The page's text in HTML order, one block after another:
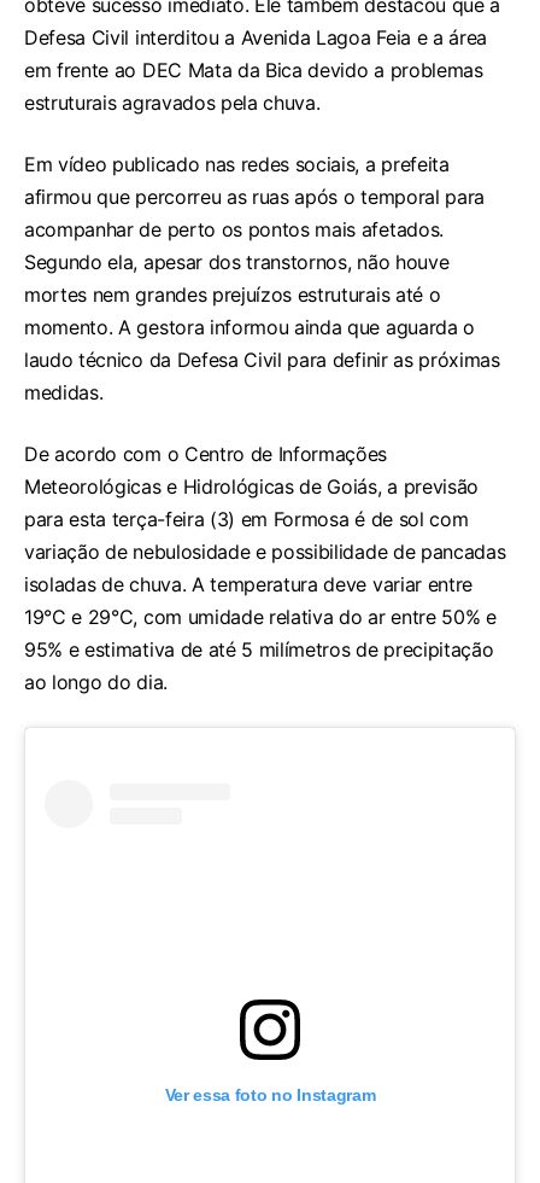
obteve sucesso imediato. Ele também destacou que a
Defesa Civil interditou a Avenida Lagoa Feia e a área
em frente ao DEC Mata da Bica devido a problemas
estruturais agravados pela chuva.
Em vídeo publicado nas redes sociais, a prefeita
afirmou que percorreu as ruas após o temporal para
acompanhar de perto os pontos mais afetados.
Segundo ela, apesar dos transtornos, não houve
mortes nem grandes prejuízos estruturais até o
momento. A gestora informou ainda que aguarda o
laudo técnico da Defesa Civil para definir as próximas
medidas.
De acordo com o Centro de Informações
Meteorológicas e Hidrológicas de Goiás, a previsão
para esta terça-feira (3) em Formosa é de sol com
variação de nebulosidade e possibilidade de pancadas
isoladas de chuva. A temperatura deve variar entre
19°C e 29°C, com umidade relativa do ar entre 50% e
95% e estimativa de até 5 milímetros de precipitação
ao longo do dia.
Ver essa foto no Instagram